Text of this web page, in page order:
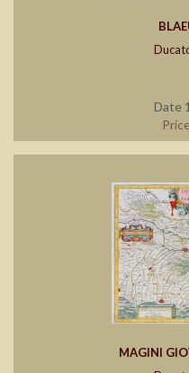
Date
MAGINI